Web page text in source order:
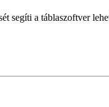
segíti a táblaszoftver